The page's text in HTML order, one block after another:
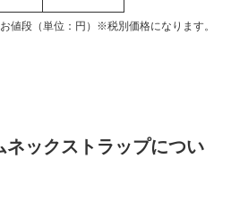
値段（単位：円）※税別価格になります。
ネックストラップについ